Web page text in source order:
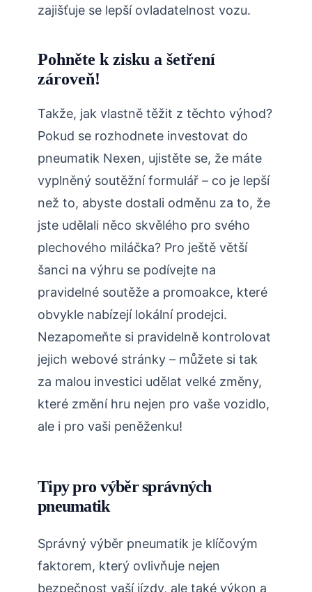
zajišťuje se lepší ovladatelnost vozu.
Pohněte k zisku a šetření
zároveň!
Takže, jak vlastně těžit z těchto výhod?
Pokud se rozhodnete investovat do
pneumatik Nexen, ujistěte se, že máte
vyplněný soutěžní formulář – co je lepší
než to, abyste dostali odměnu za to, že
jste udělali něco skvělého pro svého
plechového miláčka? Pro ještě větší
šanci na výhru se podívejte na
pravidelné soutěže a promoakce, které
obvykle nabízejí lokální prodejci.
Nezapomeňte si pravidelně kontrolovat
jejich webové stránky – můžete si tak
za malou investici udělat velké změny,
které změní hru nejen pro vaše vozidlo,
ale i pro vaši peněženku!
Tipy pro výběr správných
pneumatik
Správný výběr pneumatik je klíčovým
faktorem, který ovlivňuje nejen
bezpečnost vaší jízdy, ale také výkon a